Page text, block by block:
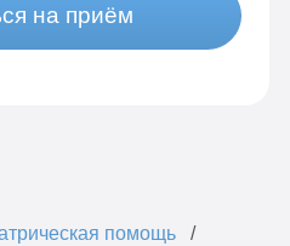
на приём
помощь